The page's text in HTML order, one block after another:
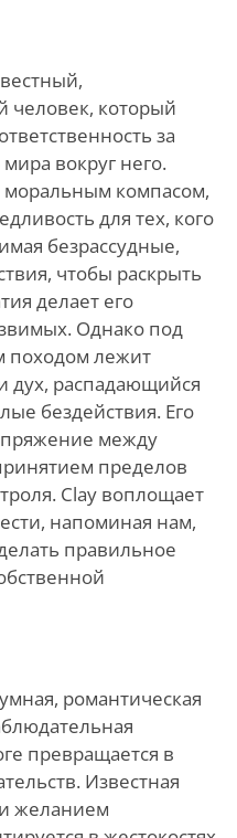
человек, который
за
вокруг него.
компасом,
для тех, кого
безрассудные,
чтобы раскрыть
делает его
Однако под
походом лежит
дух, распадающийся
бездействия. Его
между
пределов
Clay воплощает
напоминая нам,
правильное
романтическая
превращается в
Известная
желанием